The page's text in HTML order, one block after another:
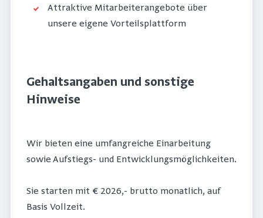
Attraktive Mitarbeiterangebote über
unsere eigene Vorteilsplattform
Gehaltsangaben und sonstige
Hinweise
Wir bieten eine umfangreiche Einarbeitung
sowie Aufstiegs- und Entwicklungsmöglichkeiten.
Sie starten mit € 2026,- brutto monatlich, auf
Basis Vollzeit.